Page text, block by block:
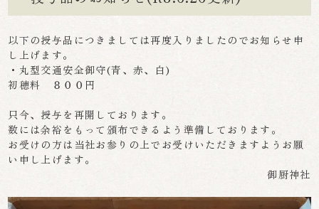
以下の授与品につきましては再度入りましたのでお知らせ申
し上げます。
・丸型交通安全御守(青、赤、白)
初穂料 ８００円
只今、授与を再開しております。
数には余裕をもって頒布できるよう準備しております。
お受けの方は当社お参りの上でお受けいただきますようお願
い申し上げます。
御厨神社